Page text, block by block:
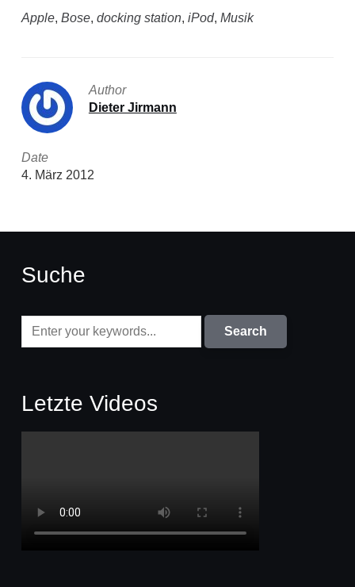
Apple, Bose, docking station, iPod, Musik
Author
Dieter Jirmann
Date
4. März 2012
Suche
Letzte Videos